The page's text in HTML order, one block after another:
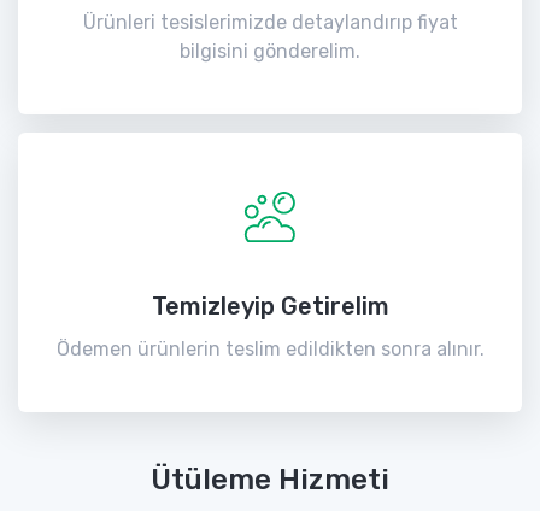
Ürünleri tesislerimizde detaylandırıp fiyat
bilgisini gönderelim.
Temizleyip Getirelim
Ödemen ürünlerin teslim edildikten sonra alınır.
Ütüleme Hizmeti